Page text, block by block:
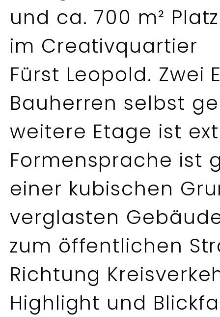
und ca. 700 m²
im Creativquartier
Fürst Leopold.
Bauherren selbst
weitere Etage ist
Formensprache ist
einer kubischen
verglasten
zum öffentlichen
Richtung
Highlight und